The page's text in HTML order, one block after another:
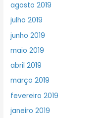
agosto 2019
julho 2019
junho 2019
maio 2019
abril 2019
março 2019
fevereiro 2019
janeiro 2019